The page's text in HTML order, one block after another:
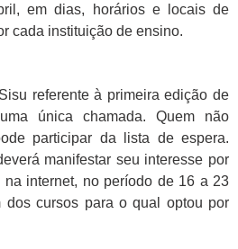
, em dias, horários e locais de
cada instituição de ensino.
referente à primeira edição de
única chamada. Quem não
participar da lista de espera.
manifestar seu interesse por
internet, no período de 16 a 23
dos cursos para o qual optou por